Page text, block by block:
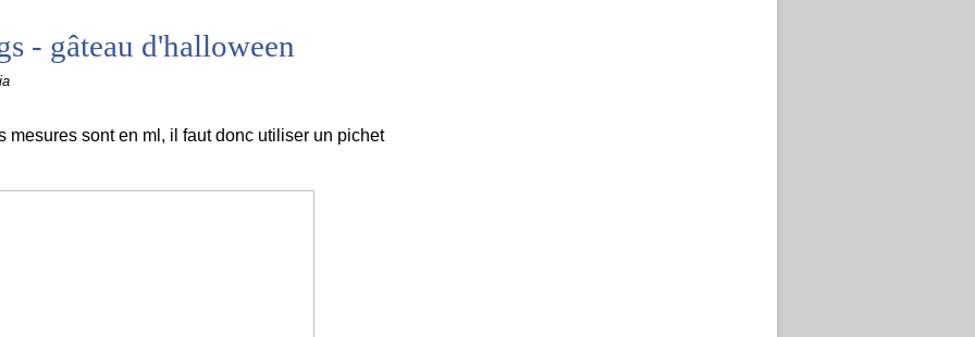
- gâteau d'halloween
mesures sont en ml, il faut donc utiliser un pichet